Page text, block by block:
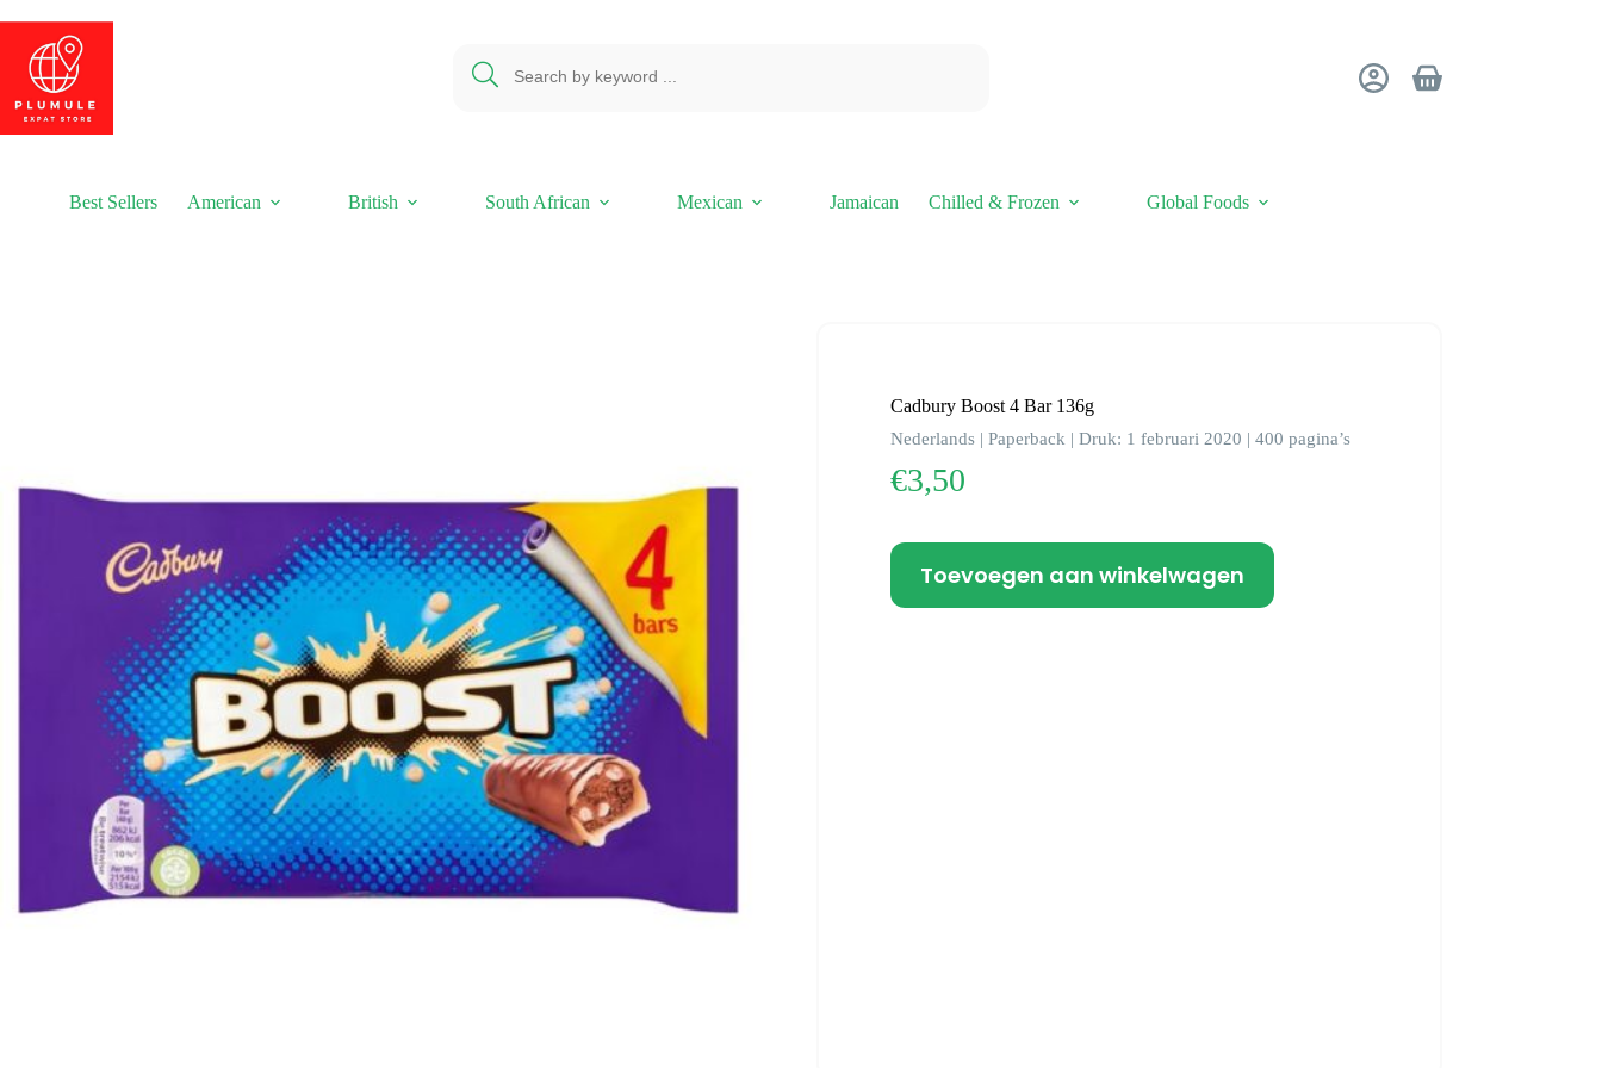
inhoud
Winkelwagen
Best Sellers American British South African Mexican Jamaican Chilled & Frozen Global Foods
Cadbury Boost 4 Bar 136g
Nederlands | Paperback | Druk: 1 februari 2020 | 400 pagina’s
€3,50
Toevoegen aan winkelwagen